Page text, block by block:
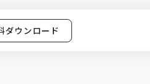
ダウンロード